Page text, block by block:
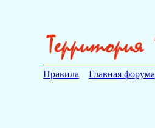
Правила Главная форума